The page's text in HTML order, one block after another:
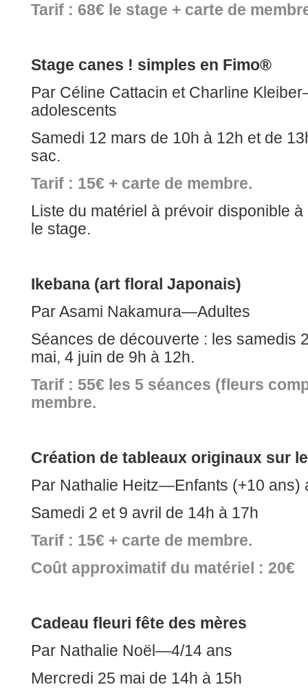
Tarif : 68€ le stage + carte de
Stage canes ! simples en Fimo®
Par Céline Cattacin et Charline
adolescents
Samedi 12 mars de 10h à 12h et de
sac.
Tarif : 15€ + carte de membre.
Liste du matériel à prévoir disponible à
le stage.
Ikebana (art floral Japonais)
Par Asami Nakamura—Adultes
Séances de découverte : les samedis
mai, 4 juin de 9h à 12h.
Tarif : 55€ les 5 séances (fleurs
membre.
Création de tableaux originaux sur
Par Nathalie Heitz—Enfants (+10 ans)
Samedi 2 et 9 avril de 14h à 17h
Tarif : 15€ + carte de membre.
Coût approximatif du matériel : 20€
Cadeau fleuri fête des mères
Par Nathalie Noël—4/14 ans
Mercredi 25 mai de 14h à 15h